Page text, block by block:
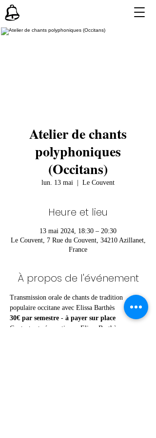
Atelier de chants
polyphoniques
(Occitans)
lun. 13 mai Le Couvent
Heure et lieu
13 mai 2024, 18:30 – 20:30
Le Couvent, 7 Rue du Couvent, 34210 Azillanet,
France
À propos de l'événement
Transmission orale de chants de tradition
populaire occitane avec Elissa Barthès
30€ par semestre - à payer sur place
Contacts et réservations
: Elissa Barthès